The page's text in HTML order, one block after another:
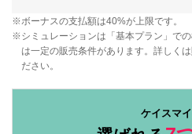
ボーナスの支払額は40%が上限です。
シミュレーションは「基本プラン」で
は一定の販売条件があります。詳しく
ださい。
ケイスマ